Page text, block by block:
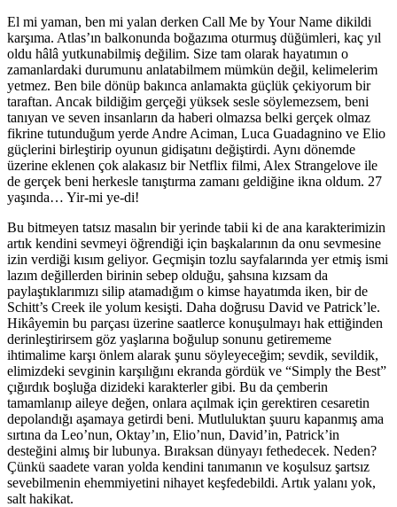
El mi yaman, ben mi yalan derken Call Me by Your Name dikildi
karşıma. Atlas’ın balkonunda boğazıma oturmuş düğümleri, kaç yıl
oldu hâlâ yutkunabilmiş değilim. Size tam olarak hayatımın o
zamanlardaki durumunu anlatabilmem mümkün değil, kelimelerim
yetmez. Ben bile dönüp bakınca anlamakta güçlük çekiyorum bir
taraftan. Ancak bildiğim gerçeği yüksek sesle söylemezsem, beni
tanıyan ve seven insanların da haberi olmazsa belki gerçek olmaz
fikrine tutunduğum yerde Andre Aciman, Luca Guadagnino ve Elio
güçlerini birleştirip oyunun gidişatını değiştirdi. Aynı dönemde
üzerine eklenen çok alakasız bir Netflix filmi, Alex Strangelove ile
de gerçek beni herkesle tanıştırma zamanı geldiğine ikna oldum. 27
yaşında… Yir-mi ye-di!
Bu bitmeyen tatsız masalın bir yerinde tabii ki de ana karakterimizin
artık kendini sevmeyi öğrendiği için başkalarının da onu sevmesine
izin verdiği kısım geliyor. Geçmişin tozlu sayfalarında yer etmiş ismi
lazım değillerden birinin sebep olduğu, şahsına kızsam da
paylaştıklarımızı silip atamadığım o kimse hayatımda iken, bir de
Schitt’s Creek ile yolum kesişti. Daha doğrusu David ve Patrick’le.
Hikâyemin bu parçası üzerine saatlerce konuşulmayı hak ettiğinden
derinleştirirsem göz yaşlarına boğulup sonunu getirememe
ihtimalime karşı önlem alarak şunu söyleyeceğim; sevdik, sevildik,
elimizdeki sevginin karşılığını ekranda gördük ve “Simply the Best”
çığırdık boşluğa dizideki karakterler gibi. Bu da çemberin
tamamlanıp aileye değen, onlara açılmak için gerektiren cesaretin
depolandığı aşamaya getirdi beni. Mutluluktan şuuru kapanmış ama
sırtına da Leo’nun, Oktay’ın, Elio’nun, David’in, Patrick’in
desteğini almış bir lubunya. Bıraksan dünyayı fethedecek. Neden?
Çünkü saadete varan yolda kendini tanımanın ve koşulsuz şartsız
sevebilmenin ehemmiyetini nihayet keşfedebildi. Artık yalanı yok,
salt hakikat.